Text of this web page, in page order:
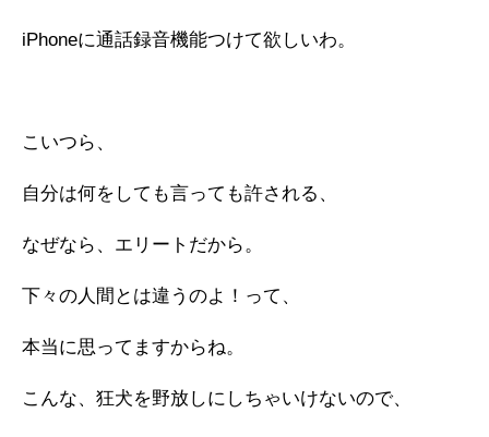
iPhoneに通話録音機能つけて欲しいわ。
こいつら、
自分は何をしても言っても許される、
なぜなら、エリートだから。
下々の人間とは違うのよ！って、
本当に思ってますからね。
こんな、狂犬を野放しにしちゃいけないので、